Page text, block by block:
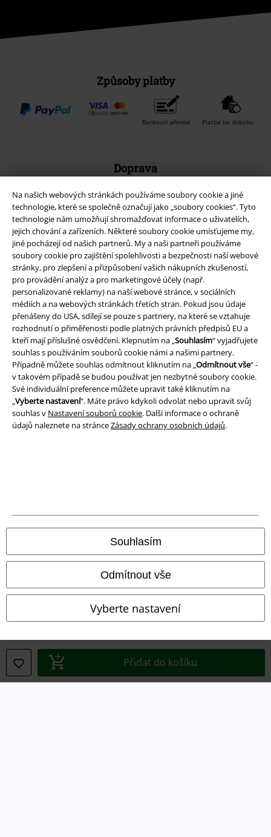
Na našich webových stránkách používáme soubory cookie a jiné
technologie, které se společně označují jako „soubory cookies“. Tyto
technologie nám umožňují shromažďovat informace o uživatelích,
jejich chování a zařízeních. Některé soubory cookie umísťujeme my,
jiné pocházejí od našich partnerů. My a naši partneři používáme
soubory cookie pro zajištění spolehlivosti a bezpečnosti naší webové
stránky, pro zlepšení a přizpůsobení vašich nákupních zkušeností,
pro provádění analýz a pro marketingové účely (např.
personalizované reklamy) na naší webové stránce, v sociálních
médiích a na webových stránkách třetích stran. Pokud jsou údaje
přenášeny do USA, sdílejí se pouze s partnery, na které se vztahuje
rozhodnutí o přiměřenosti podle platných právních předpisů EU a
kteří mají příslušné osvědčení. Klepnutím na „Souhlasím“ vyjadřujete
souhlas s používáním souborů cookie námi a našimi partnery.
Případně můžete souhlas odmítnout kliknutím na „Odmítnout vše“ -
v takovém případě se budou používat jen nezbytné soubory cookie.
Své individuální preference můžete upravit také kliknutím na
„Vyberte nastavení“. Máte právo kdykoli odvolat nebo upravit svůj
souhlas v Nastavení souborů cookie. Další informace o ochraně
údajů naleznete na stránceZásady ochrany osobních údajů.
Souhlasím
Odmítnout vše
Vyberte nastavení
Přidat do košíku
Způsoby platby
Bankovní převod Platba na dobírku
Doprava
Balíkovna Balík Do ruky
EMP aplikaci
Stáhněte si novou EMP aplikaci zdarma a využijte všechny nové
funkce a výhody!
A Warner Music Group Company
Podmínky
Ochrana osobních údajů
Likvidace odpadu a ochrana životního prostředí
Prohlášení o shodě